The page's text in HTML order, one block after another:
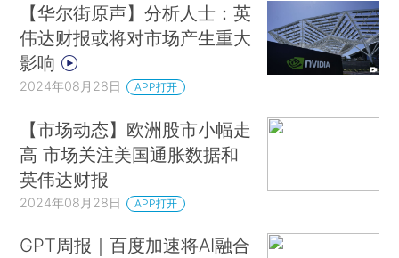
【华尔街原声】分析人士：英
伟达财报或将对市场产生重大
影响
2024年08月28日 APP打开
【市场动态】欧洲股市小幅走
高 市场关注美国通胀数据和
英伟达财报
2024年08月28日 APP打开
GPT周报｜百度加速将AI融合